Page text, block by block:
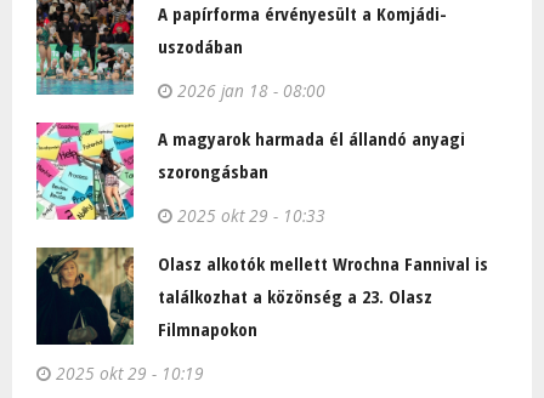
A papírforma érvényesült a Komjádi-
uszodában
2026 jan 18 - 08:00
A magyarok harmada él állandó anyagi
szorongásban
2025 okt 29 - 10:33
Olasz alkotók mellett Wrochna Fannival is
találkozhat a közönség a 23. Olasz
Filmnapokon
2025 okt 29 - 10:19